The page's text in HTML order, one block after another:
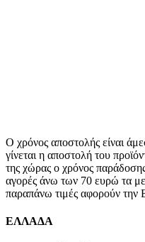
Ο χρόνος αποστολής είναι
γίνεται η αποστολή του
της χώρας ο χρόνος
αγορές άνω των 70 ευρώ τα
παραπάνω τιμές αφορούν την
ΕΛΛΑΔΑ